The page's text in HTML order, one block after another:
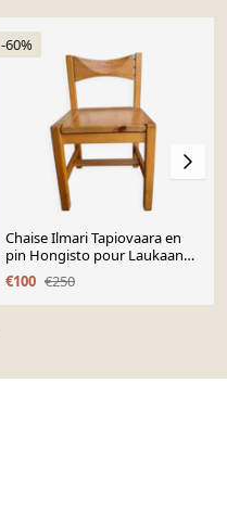
-60%
Chaise Ilmari Tapiovaara en
pin Hongisto pour Laukaan
Puu, Finlande années 1960
€100 €250